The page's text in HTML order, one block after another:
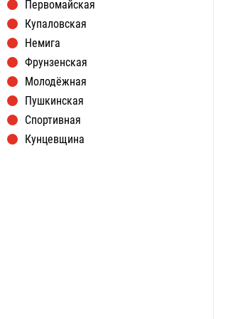
Первомайская
Купаловская
Немига
Фрунзенская
Молодёжная
Пушкинская
Спортивная
Кунцевщина